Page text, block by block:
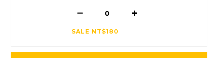
SALE NT$180